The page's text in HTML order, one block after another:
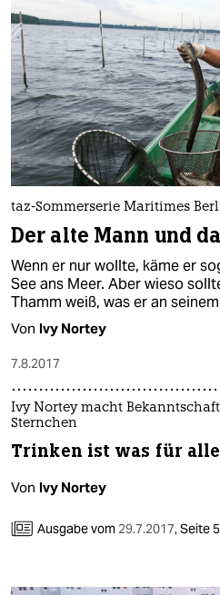
taz-Sommerserie Maritimes
Der alte Mann und
Wenn er nur wollte, käme er
See ans Meer. Aber wieso
Thamm weiß, was er an
Von Ivy Nortey
7.8.2017
Ivy Nortey macht
Sternchen
Trinken ist was für alle
Von Ivy Nortey
Ausgabe vom 29.7.2017,Seite